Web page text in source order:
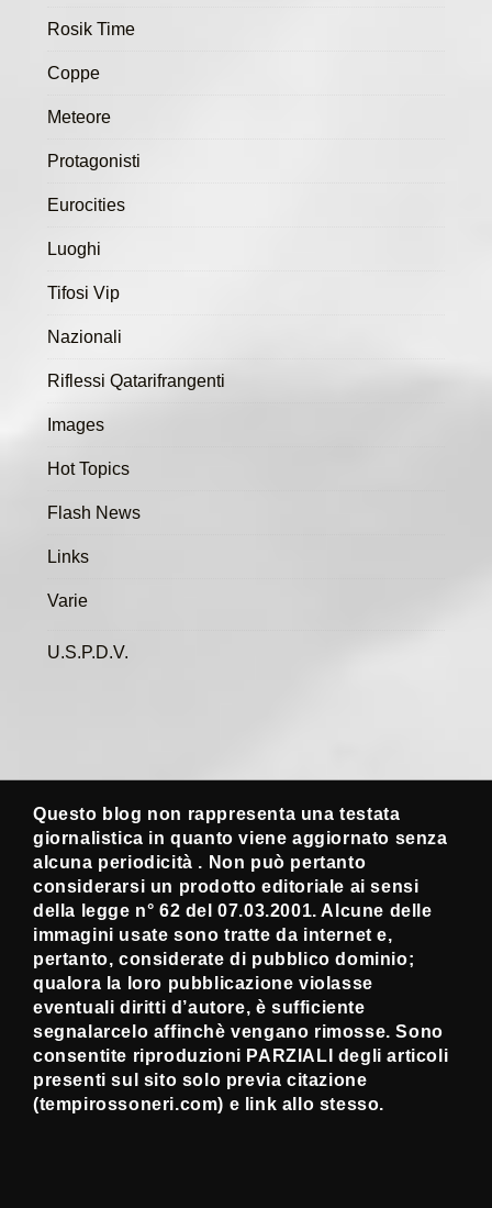
Rosik Time
Coppe
Meteore
Protagonisti
Eurocities
Luoghi
Tifosi Vip
Nazionali
Riflessi Qatarifrangenti
Images
Hot Topics
Flash News
Links
Varie
U.S.P.D.V.
Questo blog non rappresenta una testata
giornalistica in quanto viene aggiornato senza
alcuna periodicità . Non può pertanto
considerarsi un prodotto editoriale ai sensi
della legge n° 62 del 07.03.2001. Alcune delle
immagini usate sono tratte da internet e,
pertanto, considerate di pubblico dominio;
qualora la loro pubblicazione violasse
eventuali diritti d’autore, è sufficiente
segnalarcelo affinchè vengano rimosse. Sono
consentite riproduzioni PARZIALI degli articoli
presenti sul sito solo previa citazione
(tempirossoneri.com) e link allo stesso.